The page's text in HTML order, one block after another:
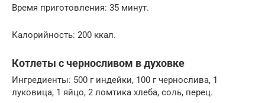
Время приготовления: 35 минут.
Калорийность: 200 ккал.
Котлеты с черносливом в духовке
Ингредиенты: 500 г индейки, 100 г чернослива, 1
луковица, 1 яйцо, 2 ломтика хлеба, соль, перец.